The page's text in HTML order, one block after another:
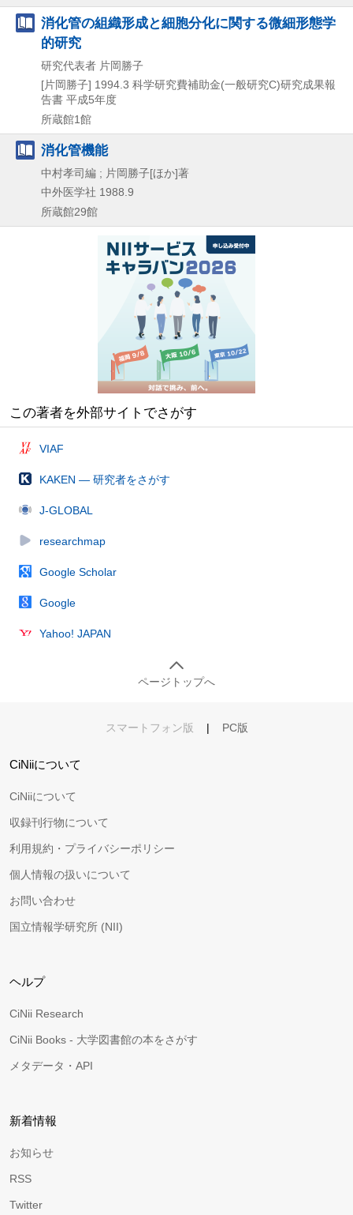
消化管の組織形成と細胞分化に関する微細形態学
的研究
研究代表者 片岡勝子
[片岡勝子] 1994.3 科学研究費補助金(一般研究C)研究成果報
告書 平成5年度
所蔵館1館
消化管機能
中村孝司編 ; 片岡勝子[ほか]著
中外医学社 1988.9
所蔵館29館
この著者を外部サイトでさがす
VIAF
KAKEN — 研究者をさがす
J-GLOBAL
researchmap
Google Scholar
Google
Yahoo! JAPAN
ページトップへ
スマートフォン版 | PC版
CiNiiについて
CiNiiについて
収録刊行物について
利用規約・プライバシーポリシー
個人情報の扱いについて
お問い合わせ
国立情報学研究所 (NII)
ヘルプ
CiNii Research
CiNii Books - 大学図書館の本をさがす
メタデータ・API
新着情報
お知らせ
RSS
Twitter